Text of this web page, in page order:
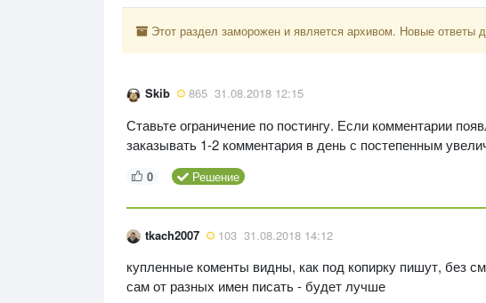
Этот раздел заморожен и является архивом. Новые ответы
Skib 865 31.08.2018 12:15
Ставьте ограничение по постингу. Если комментарии
заказывать 1-2 комментария в день с постепенным
0 Решение
tkach2007 103 31.08.2018 14:12
купленные коменты видны, как под копирку пишут, без
сам от разных имен писать - будет лучше